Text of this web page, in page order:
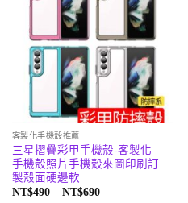
客製化手機殼推薦
三星摺疊彩甲手機殼-客製化
手機殼照片手機殼來圖印刷訂
製殼面硬邊軟
NT$490 – NT$690價